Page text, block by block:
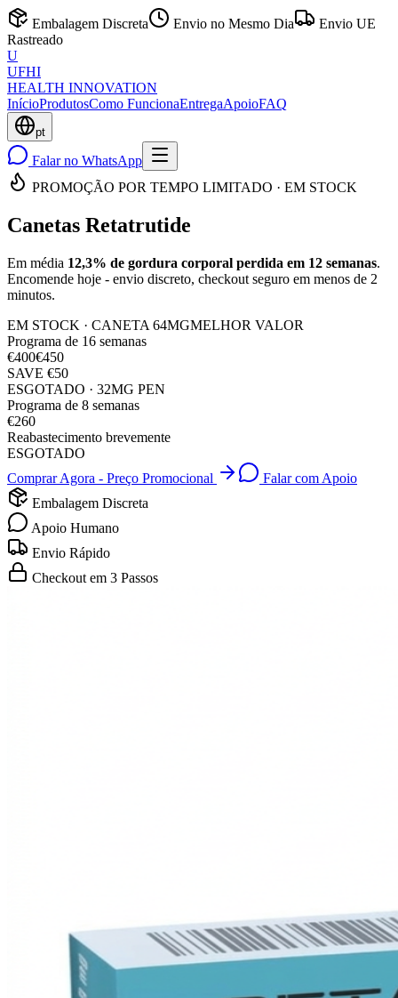
Embalagem Discreta Envio no Mesmo Dia
Envio UE
Rastreado
U
UFHI
HEALTH INNOVATION
InícioProdutosComo FuncionaEntregaApoioFAQ
pt
Falar no WhatsApp
PROMOÇÃO POR TEMPO LIMITADO · EM STOCK
Canetas Retatrutide
Em média 12,3% de gordura corporal perdida em 12 semanas.
Encomende hoje - envio discreto, checkout seguro em menos de 2
minutos.
EM STOCK · CANETA 64MGMELHOR VALOR
Programa de 16 semanas
€400€450
SAVE €50
ESGOTADO · 32MG PEN
Programa de 8 semanas
€260
Reabastecimento brevemente
ESGOTADO
Comprar Agora - Preço Promocional
Falar com Apoio
Embalagem Discreta
Apoio Humano
Envio Rápido
Checkout em 3 Passos